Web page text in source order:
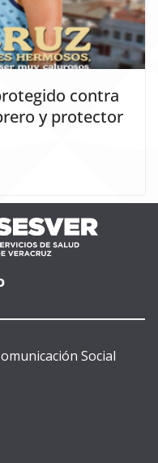
contra
y protector
Social